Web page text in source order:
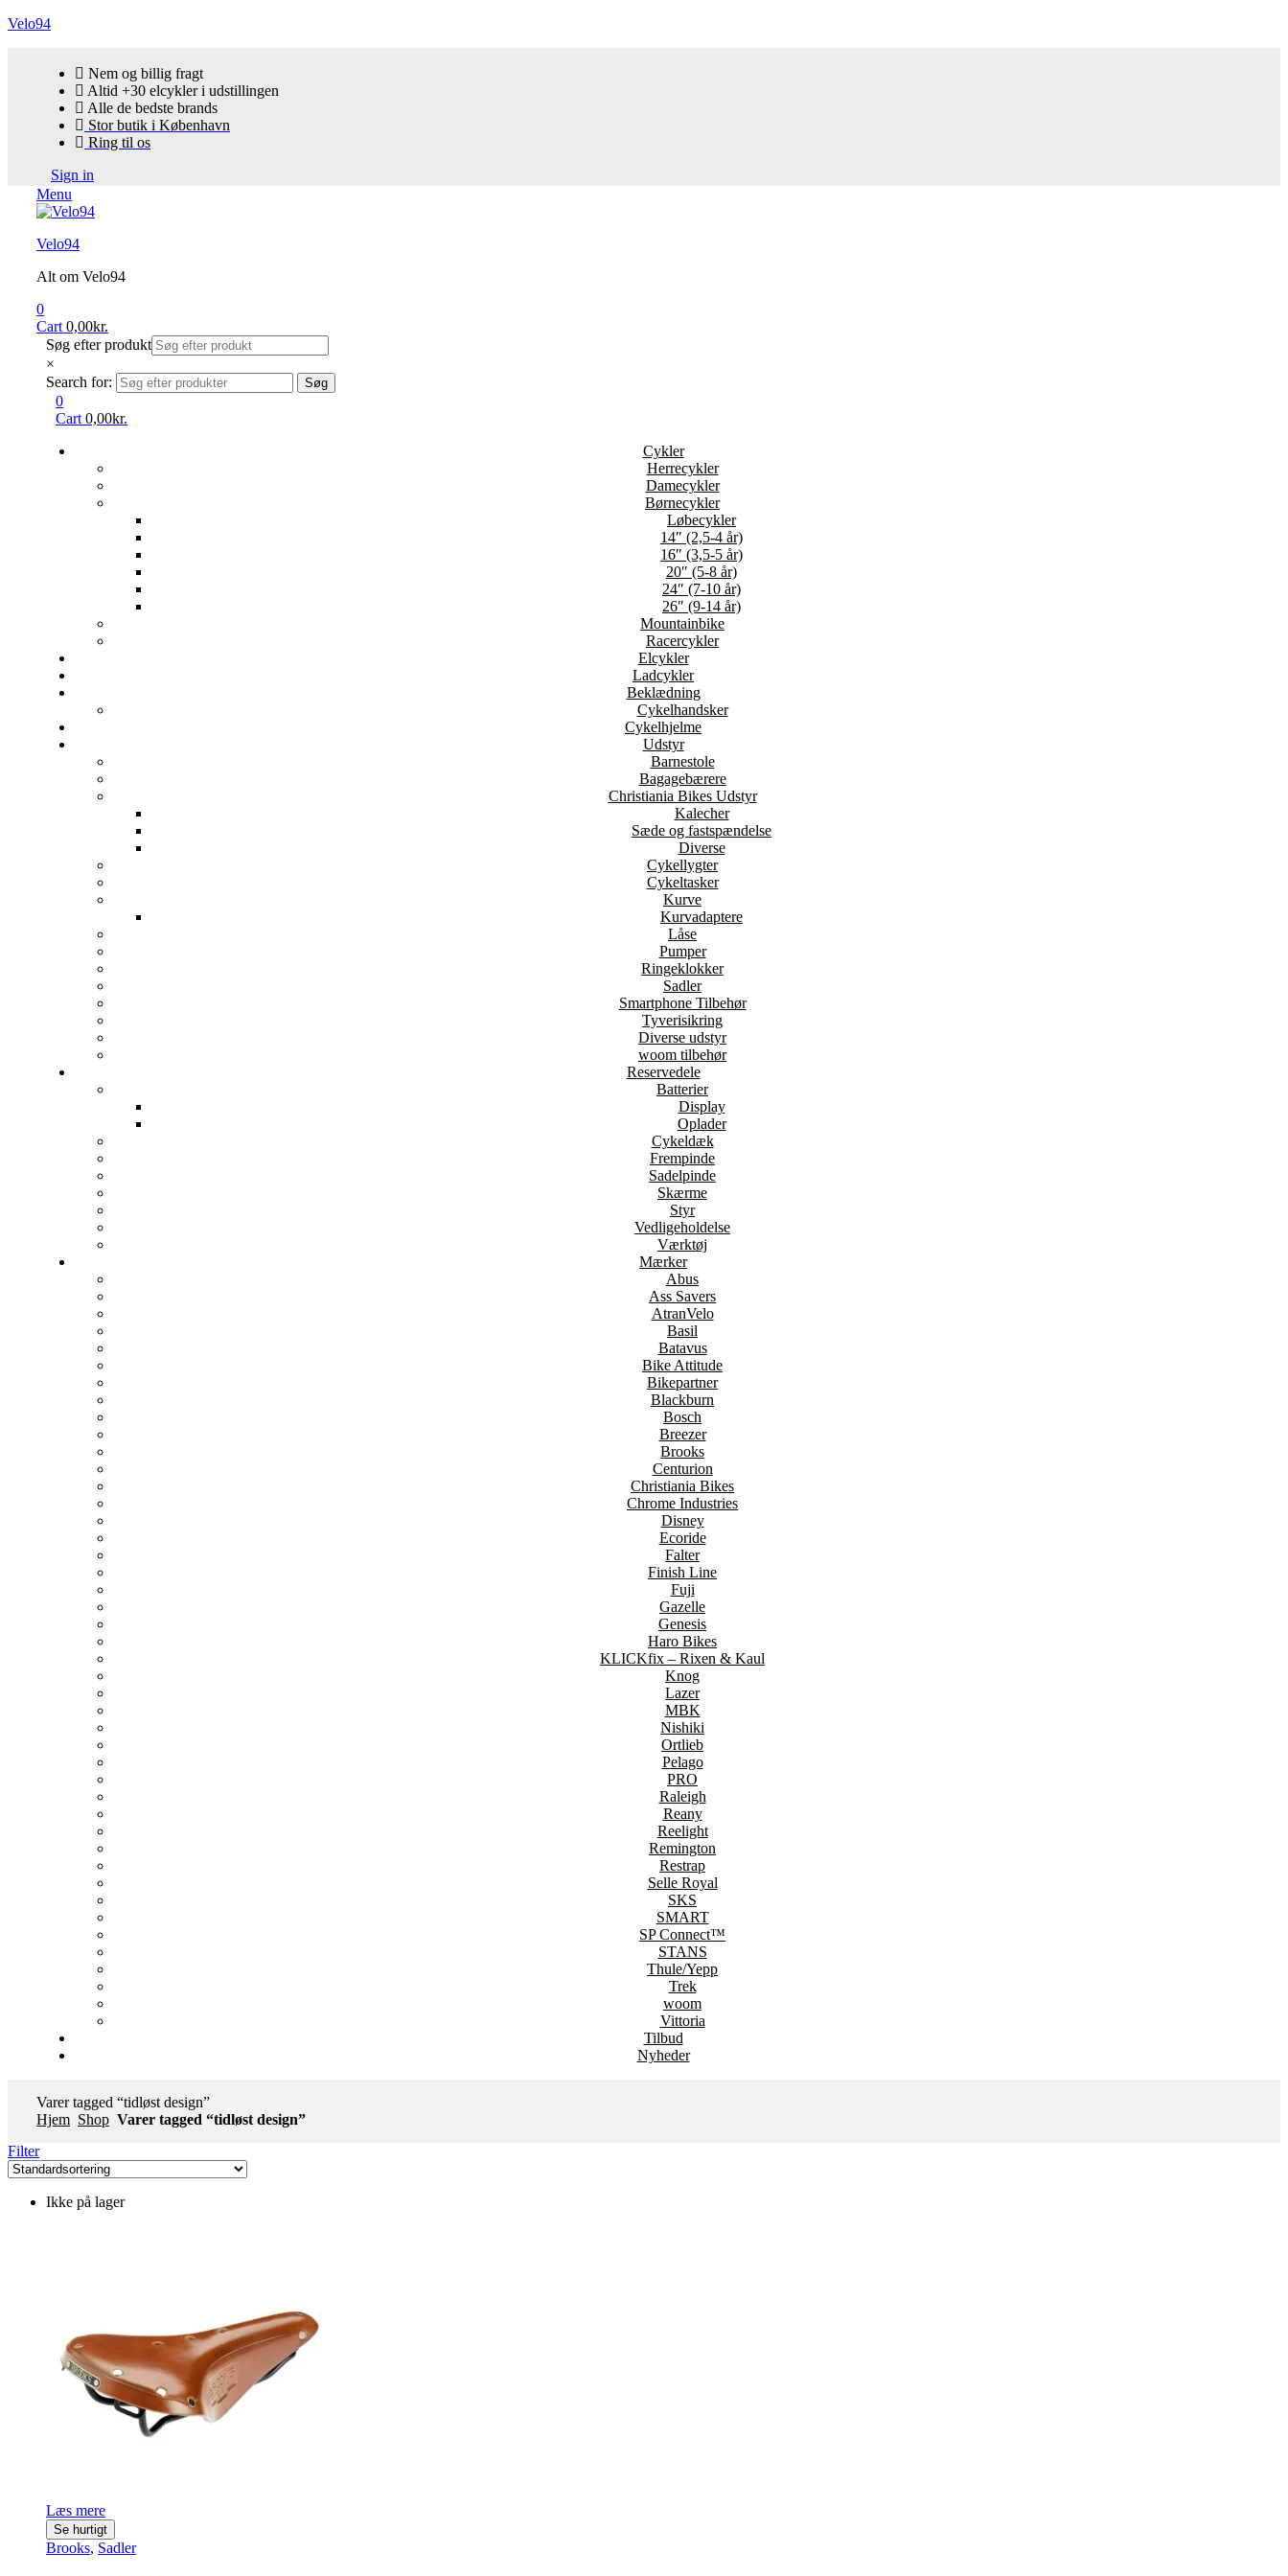
Velo94
Nem og billig fragt
Altid +30 elcykler i udstillingen
Alle de bedste brands
Stor butik i København
Ring til os
Sign in
Menu
Velo94
Alt om Velo94
0
Cart 0,00kr.
Søg efter produkt
×
Search for:
Søg
0
Cart 0,00kr.
Cykler
Herrecykler
Damecykler
Børnecykler
Løbecykler
14″ (2,5-4 år)
16″ (3,5-5 år)
20″ (5-8 år)
24″ (7-10 år)
26″ (9-14 år)
Mountainbike
Racercykler
Elcykler
Ladcykler
Beklædning
Cykelhandsker
Cykelhjelme
Udstyr
Barnestole
Bagagebærere
Christiania Bikes Udstyr
Kalecher
Sæde og fastspændelse
Diverse
Cykellygter
Cykeltasker
Kurve
Kurvadaptere
Låse
Pumper
Ringeklokker
Sadler
Smartphone Tilbehør
Tyverisikring
Diverse udstyr
woom tilbehør
Reservedele
Batterier
Display
Oplader
Cykeldæk
Frempinde
Sadelpinde
Skærme
Styr
Vedligeholdelse
Værktøj
Mærker
Abus
Ass Savers
AtranVelo
Basil
Batavus
Bike Attitude
Bikepartner
Blackburn
Bosch
Breezer
Brooks
Centurion
Christiania Bikes
Chrome Industries
Disney
Ecoride
Falter
Finish Line
Fuji
Gazelle
Genesis
Haro Bikes
KLICKfix – Rixen & Kaul
Knog
Lazer
MBK
Nishiki
Ortlieb
Pelago
PRO
Raleigh
Reany
Reelight
Remington
Restrap
Selle Royal
SKS
SMART
SP Connect™
STANS
Thule/Yepp
Trek
woom
Vittoria
Tilbud
Nyheder
Varer tagged “tidløst design”
Hjem Shop Varer tagged “tidløst design”
Filter
Ikke på lager
Læs mere
Se hurtigt
Brooks, Sadler